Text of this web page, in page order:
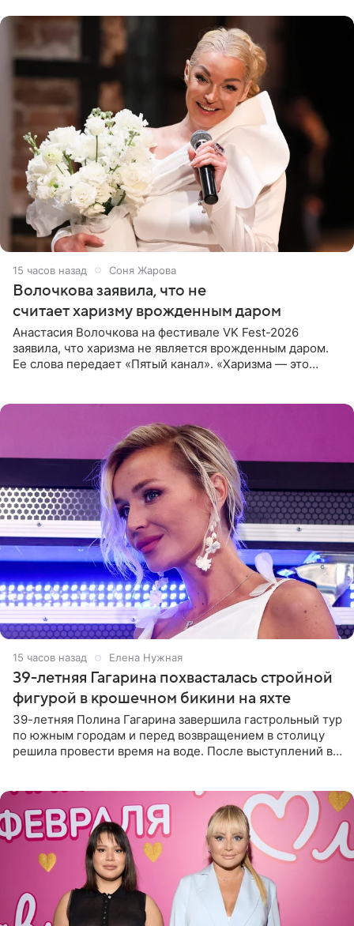
15 часов назад Соня Жарова
Волочкова заявила, что не
считает харизму врожденным даром
Анастасия Волочкова на фестивале VK Fest-2026
заявила, что харизма не является врожденным даром.
Ее слова передает «Пятый канал». «Харизма — это
15 часов назад Елена Нужная
39-летняя Гагарина похвасталась стройной
фигурой в крошечном бикини на яхте
39-летняя Полина Гагарина завершила гастрольный тур
по южным городам и перед возвращением в столицу
решила провести время на воде. После выступлений в